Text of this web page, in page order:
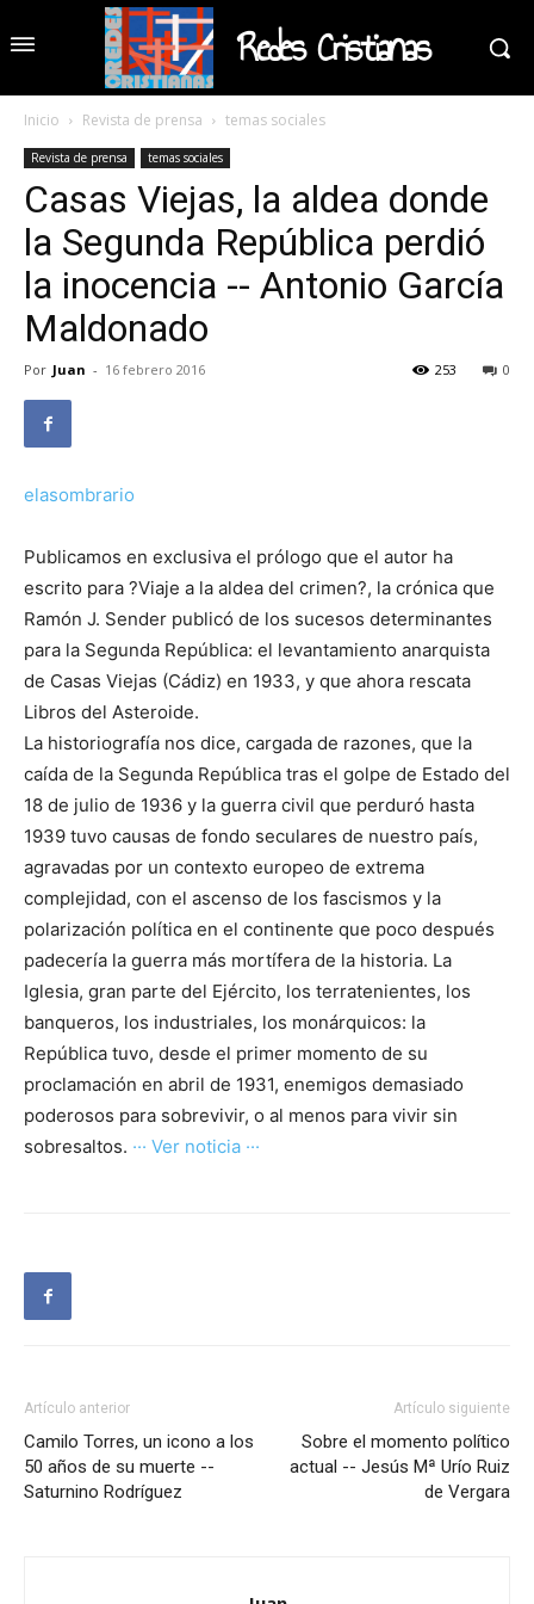
Redes Cristianas
Inicio Revista de prensa temas sociales
Revista de prensa temas sociales
Casas Viejas, la aldea donde
la Segunda República perdió
la inocencia -- Antonio García
Maldonado
Por Juan - 16 febrero 2016 0
253
elasombrario
Publicamos en exclusiva el prólogo que el autor ha
escrito para ?Viaje a la aldea del crimen?, la crónica que
Ramón J. Sender publicó de los sucesos determinantes
para la Segunda República: el levantamiento anarquista
de Casas Viejas (Cádiz) en 1933, y que ahora rescata
Libros del Asteroide.
La historiografía nos dice, cargada de razones, que la
caída de la Segunda República tras el golpe de Estado del
18 de julio de 1936 y la guerra civil que perduró hasta
1939 tuvo causas de fondo seculares de nuestro país,
agravadas por un contexto europeo de extrema
complejidad, con el ascenso de los fascismos y la
polarización política en el continente que poco después
padecería la guerra más mortífera de la historia. La
Iglesia, gran parte del Ejército, los terratenientes, los
banqueros, los industriales, los monárquicos: la
República tuvo, desde el primer momento de su
proclamación en abril de 1931, enemigos demasiado
poderosos para sobrevivir, o al menos para vivir sin
sobresaltos. ··· Ver noticia ···
Artículo anterior
Camilo Torres, un icono a los
50 años de su muerte --
Saturnino Rodríguez
Artículo siguiente
Sobre el momento político
actual -- Jesús Mª Urío Ruiz
de Vergara